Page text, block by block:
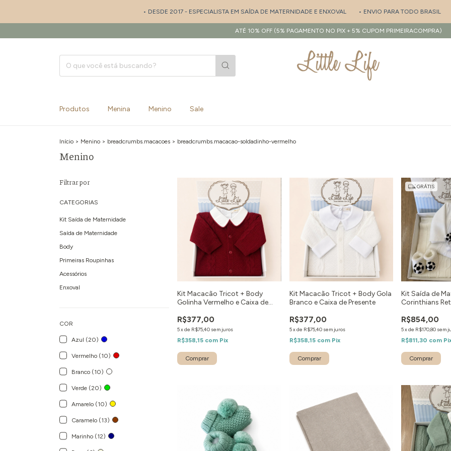
• DESDE 2017 - ESPECIALISTA EM SAÍDA DE MATERNIDADE E ENXOVAL • ENVIO PARA TODO BRASIL •
ATÉ 10% OFF (5% PAGAMENTO NO PIX + 5% CUPOM PRIMEIRACOMPRA)
Produtos Menina Menino Sale
Início > Menino > breadcrumbs.macacoes > breadcrumbs.macacao-soldadinho-vermelho
Menino
Filtrar por
CATEGORIAS
Kit Saída de Maternidade
Saída de Maternidade
Body
Primeiras Roupinhas
Acessórios
Enxoval
COR
Azul (20)
Vermelho (10)
Branco (10)
Verde (20)
Amarelo (10)
Caramelo (13)
Marinho (12)
Kit Macacão Tricot + Body
Golinha Vermelho e Caixa de
R$377,00
5xde R$75,40 sem juros
R$358,15 com Pix
Comprar
Kit Macacão Tricot + Body Gola
Branco e Caixa de Presente
R$377,00
5xde R$75,40 sem juros
R$358,15 com Pix
Comprar
GRÁTIS
Kit Saída de
Corinthians
R$854,00
5xde R$170,80 sem
R$811,30 com
Comprar